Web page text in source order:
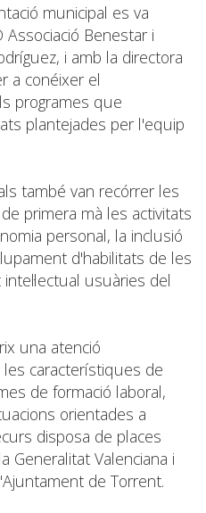
municipal es va
Benestar i
i amb la directora
a conéixer el
programes que
plantejades per l'equip
també van recórrer les
primera mà les activitats
personal, la inclusió
d'habilitats de les
usuàries del
una atenció
les característiques de
de formació laboral,
orientades a
disposa de places
Generalitat Valenciana i
de Torrent.